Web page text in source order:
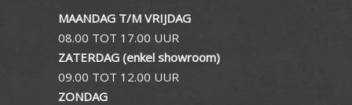
MAANDAG T/M VRIJDAG
08.00 TOT 17.00 UUR
ZATERDAG (enkel showroom)
09.00 TOT 12.00 UUR
ZONDAG